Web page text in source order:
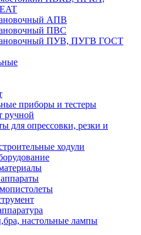
АПВ
ПВС
ПУВ, ПУГВ ГОСТ
приборы и тестеры
ручной
для опрессовки, резки и
ходули
настольные лампы